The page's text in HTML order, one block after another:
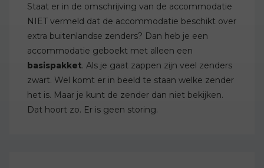
Staat er in de omschrijving van de accommodatie
NIET vermeld dat de accommodatie beschikt over
extra buitenlandse zenders? Dan heb je een
accommodatie geboekt met alleen een
basispakket. Als je gaat zappen zijn veel zenders
zwart. Wel komt er in beeld te staan welke zender
het is. Maar je kunt de zender dan niet bekijken.
Dat hoort zo. Er is geen storing.